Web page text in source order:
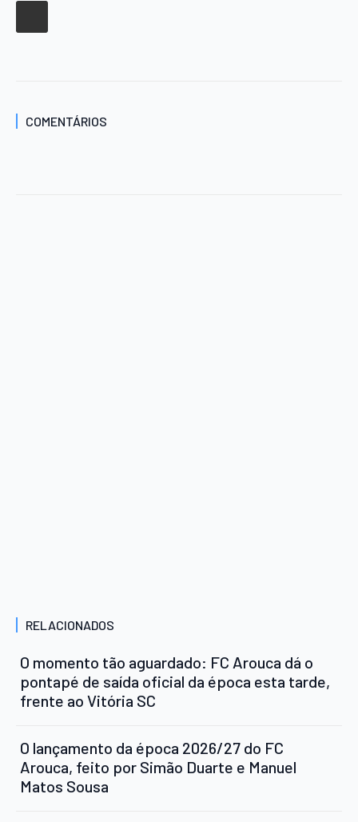
COMENTÁRIOS
RELACIONADOS
O momento tão aguardado: FC Arouca dá o
pontapé de saída oficial da época esta tarde,
frente ao Vitória SC
O lançamento da época 2026/27 do FC
Arouca, feito por Simão Duarte e Manuel
Matos Sousa